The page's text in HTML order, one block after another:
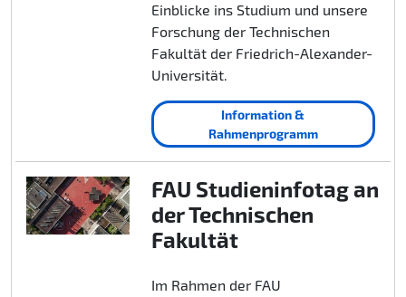
Einblicke ins Studium und unsere
Forschung der Technischen
Fakultät der Friedrich-Alexander-
Universität.
Information &
Rahmenprogramm
FAU Studieninfotag an
der Technischen
Fakultät
Im Rahmen der FAU